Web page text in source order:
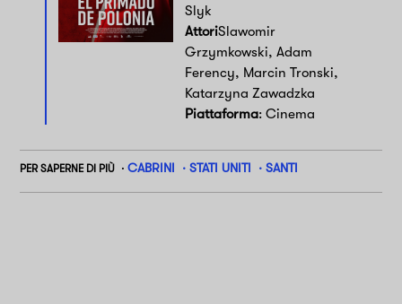
Slyk
AttoriSlawomir
Grzymkowski, Adam
Ferency, Marcin Tronski,
Katarzyna Zawadzka
Piattaforma: Cinema
PER SAPERNE DI PIÙ CABRINI STATI UNITI SANTI